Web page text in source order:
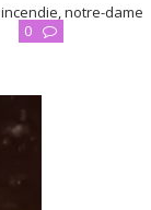
incendie,notre-dame
0